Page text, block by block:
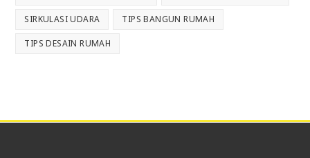
SIRKULASI UDARA TIPS BANGUN RUMAH
TIPS DESAIN RUMAH